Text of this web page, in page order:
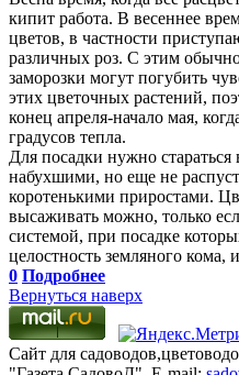
кипит работа. В весеннее
цветов, в частности
различных роз. С этим
заморозки могут погубить
этих цветочных растений,
конец апреля-начало мая,
градусов тепла.
Для посадки нужно
набухшими, но еще не
коротенькими приростами.
высаживать можно, только
системой, при посадке
целостность земляного кома,
0 Подробнее
Вернуться наверх
Сайт для